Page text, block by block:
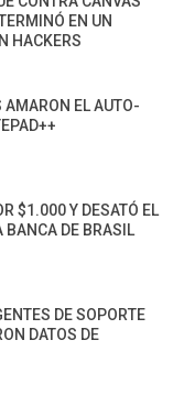
EN UN
HACKERS
AMARON EL AUTO-
$1.000 Y DESATÓ EL
BANCA DE BRASIL
DE SOPORTE
DATOS DE